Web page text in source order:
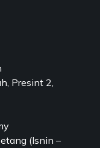
Presint 2,
(Isnin –